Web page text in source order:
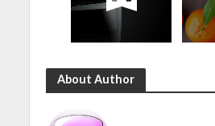
About Author